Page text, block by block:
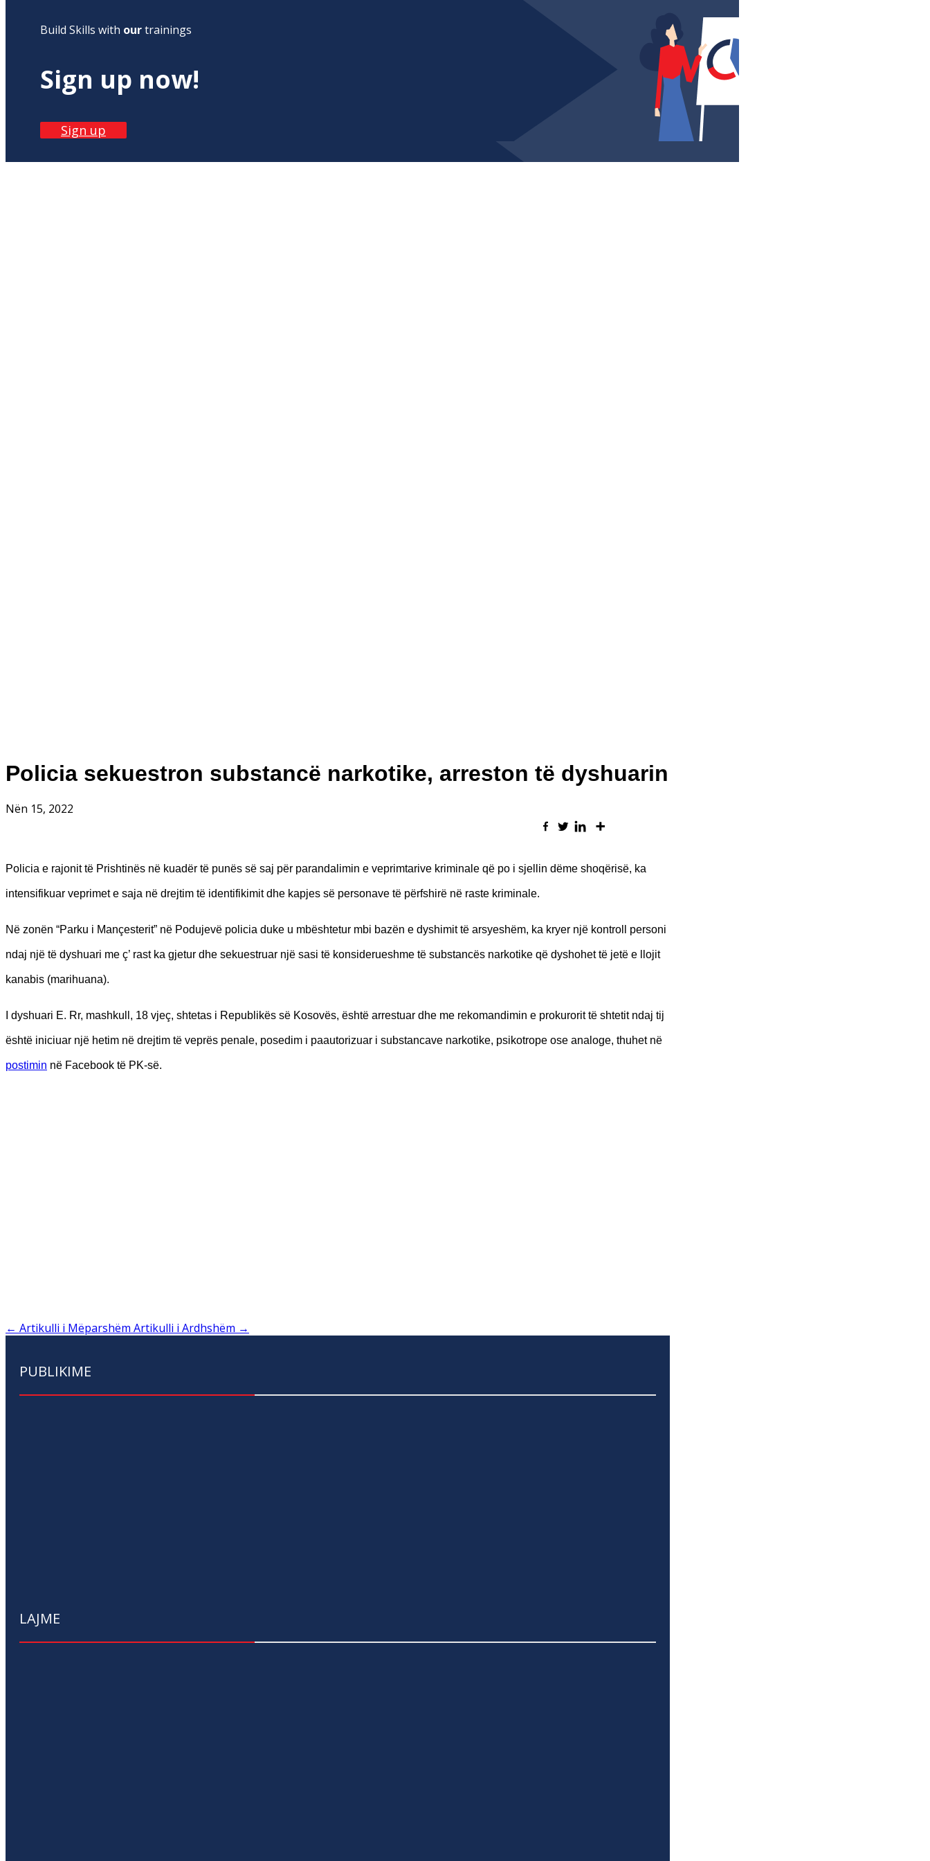
Build Skills with ourtrainings
Sign up now!
Sign up
Policia sekuestron substancë narkotike, arreston të dyshuarin
Nën 15, 2022
Policia e rajonit të Prishtinës në kuadër të punës së saj për parandalimin e veprimtarive kriminale që po i sjellin dëme shoqërisë, ka
intensifikuar veprimet e saja në drejtim të identifikimit dhe kapjes së personave të përfshirë në raste kriminale.
Në zonën “Parku i Mançesterit” në Podujevë policia duke u mbështetur mbi bazën e dyshimit të arsyeshëm, ka kryer një kontroll personi
ndaj një të dyshuari me ç’ rast ka gjetur dhe sekuestruar një sasi të konsiderueshme të substancës narkotike që dyshohet të jetë e llojit
kanabis (marihuana).
I dyshuari E. Rr, mashkull, 18 vjeç, shtetas i Republikës së Kosovës, është arrestuar dhe me rekomandimin e prokurorit të shtetit ndaj tij
është iniciuar një hetim në drejtim të veprës penale, posedim i paautorizuar i substancave narkotike, psikotrope ose analoge, thuhet në
postimin në Facebook të PK-së.
← Artikulli i Mëparshëm Artikulli i Ardhshëm →
PUBLIKIME
LAJME